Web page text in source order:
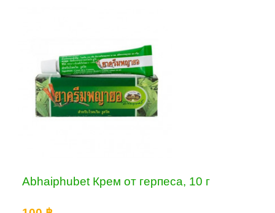
Abhaiphubet Крем от герпеса, 10 г